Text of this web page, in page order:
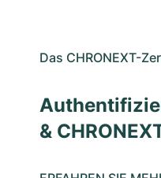
Das CHRONEXT-
&